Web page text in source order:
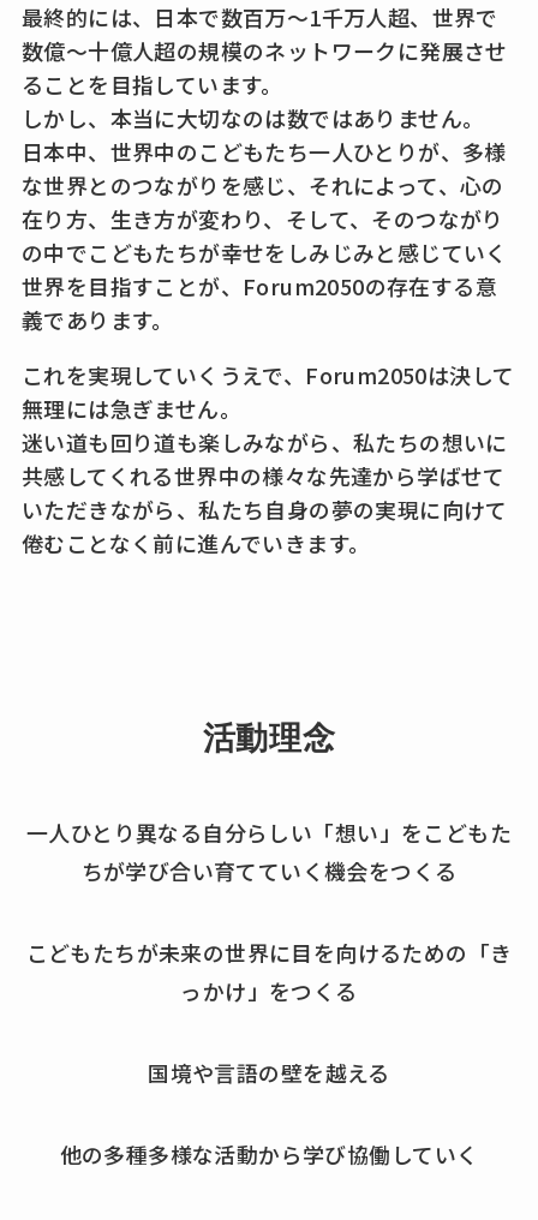
最終的には、日本で数百万～1千万人超、世界で
数億～十億人超の規模のネットワークに発展させ
ることを目指しています。
しかし、本当に大切なのは数ではありません。
日本中、世界中のこどもたち一人ひとりが、多様
な世界とのつながりを感じ、それによって、心の
在り方、生き方が変わり、そして、そのつながり
の中でこどもたちが幸せをしみじみと感じていく
世界を目指すことが、Forum2050の存在する意
義であります。
これを実現していくうえで、Forum2050は決して
無理には急ぎません。
迷い道も回り道も楽しみながら、私たちの想いに
共感してくれる世界中の様々な先達から学ばせて
いただきながら、私たち自身の夢の実現に向けて
倦むことなく前に進んでいきます。
活動理念
一人ひとり異なる自分らしい「想い」をこどもた
ちが学び合い育てていく機会をつくる
こどもたちが未来の世界に目を向けるための「き
っかけ」をつくる
国境や言語の壁を越える
他の多種多様な活動から学び協働していく